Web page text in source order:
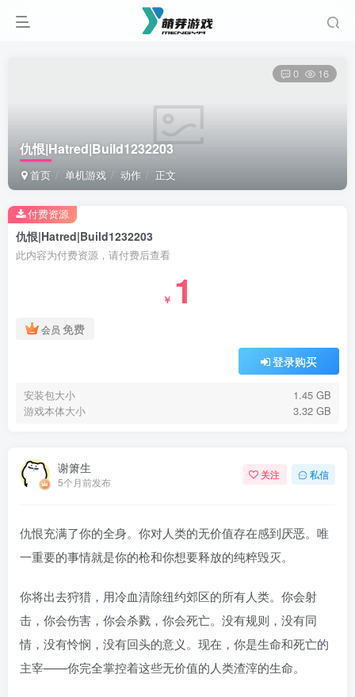
仇恨|Hatred|Build1232203
首页 单机游戏 动作 正文
0 16
仇恨|Hatred|Build1232203
此内容为付费资源，请付费后查看
￥ 1
会员 免费
登录购买
安装包大小
1.45 GB
游戏本体大小
3.32 GB
付费资源
谢箫生
5个月前发布
关注 私信
仇恨充满了你的全身。你对人类的无价值存在感到厌恶。唯
一重要的事情就是你的枪和你想要释放的纯粹毁灭。
你将出去狩猎，用冷血清除纽约郊区的所有人类。你会射
击，你会伤害，你会杀戮，你会死亡。没有规则，没有同
情，没有怜悯，没有回头的意义。现在，你是生命和死亡的
主宰——你完全掌控着这些无价值的人类渣滓的生命。